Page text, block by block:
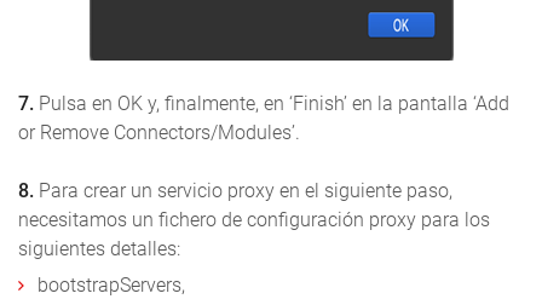
7. Pulsa en OK y, finalmente, en ‘Finish’ en la pantalla ‘Add
or Remove Connectors/Modules’.
8. Para crear un servicio proxy en el siguiente paso,
necesitamos un fichero de configuración proxy para los
siguientes detalles:
bootstrapServers,